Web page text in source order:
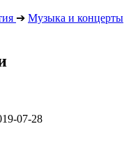
➔ Музыка и концерты
07-28